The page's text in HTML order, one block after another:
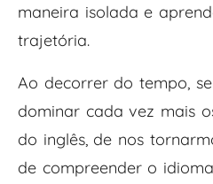
maneira isolada e
trajetória.
Ao decorrer do tempo,
dominar cada vez mais
do inglês, de nos
de compreender o